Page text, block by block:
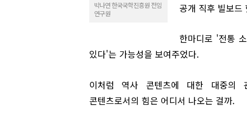
박나연 한국국학진흥원 전임
연구원
공개 직후 빌보드
한마디로 '전통
있다'는 가능성을 보여주었다.
이처럼 역사 콘텐츠에 대한 대중의
콘텐츠로서의 힘은 어디서 나오는 걸까.